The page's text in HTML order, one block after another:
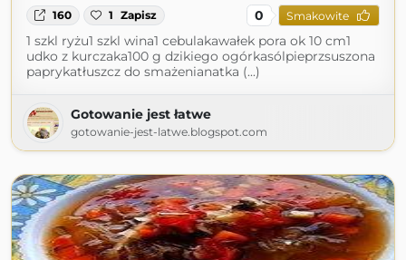
160 1 Zapisz 0 Smakowite
1 szkl ryżu1 szkl wina1 cebulakawałek pora ok 10 cm1
udko z kurczaka100 g dzikiego ogórkasólpieprzsuszona
paprykatłuszcz do smażenianatka (...)
Gotowanie jest łatwe
gotowanie-jest-latwe.blogspot.com